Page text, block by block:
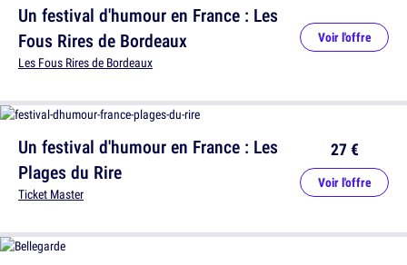
Un festival d'humour en France : Les
Plages du Rire
Ticket Master
27 €
Voir l'offre
Un festival d'humour en France : Les
Fous Rires de Bordeaux
Les Fous Rires de Bordeaux
Voir l'offre